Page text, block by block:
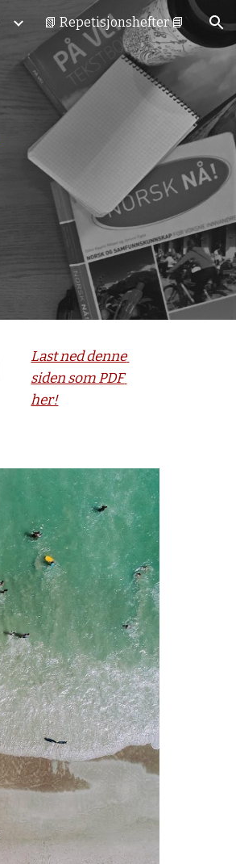
📗 Repetisjonshefter 📘
Last ned denne
siden som PDF
her!